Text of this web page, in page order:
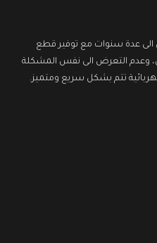
الى عدة سنوات مع توفير قطع
وعدم التعرض الى نفس المشكلة
تتم بشكل سريع ومتميز.